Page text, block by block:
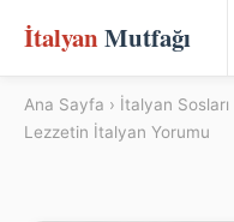
İtalyan Mutfağı
Ana Sayfa › İtalyan Sosları
Lezzetin İtalyan Yorumu